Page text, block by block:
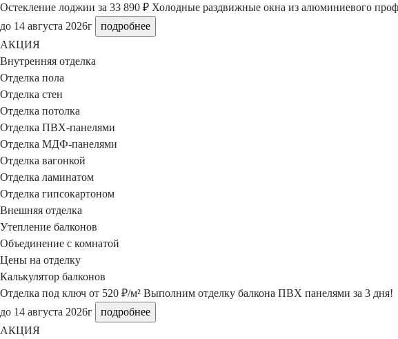
Остекление лоджии за 33 890 ₽ Холодные раздвижные окна из алюминиевого
до 14 августа 2026г
подробнее
АКЦИЯ
Внутренняя отделка
Отделка пола
Отделка стен
Отделка потолка
Отделка ПВХ-панелями
Отделка МДФ-панелями
Отделка вагонкой
Отделка ламинатом
Отделка гипсокартоном
Внешняя отделка
Утепление балконов
Объединение с комнатой
Цены на отделку
Калькулятор балконов
Отделка под ключ от 520 ₽/м² Выполним отделку балкона ПВХ панелями за 3 дня!
до 14 августа 2026г
подробнее
АКЦИЯ